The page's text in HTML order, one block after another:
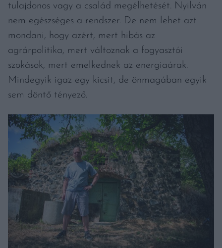
tulajdonos vagy a család megélhetését. Nyilván
nem egészséges a rendszer. De nem lehet azt
mondani, hogy azért, mert hibás az
agrárpolitika, mert változnak a fogyasztói
szokások, mert emelkednek az energiaárak.
Mindegyik igaz egy kicsit, de önmagában egyik
sem döntő tényező.